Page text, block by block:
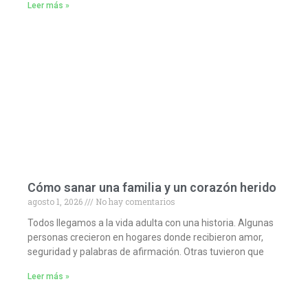
Leer más »
Cómo sanar una familia y un corazón herido
agosto 1, 2026
No hay comentarios
Todos llegamos a la vida adulta con una historia. Algunas
personas crecieron en hogares donde recibieron amor,
seguridad y palabras de afirmación. Otras tuvieron que
Leer más »